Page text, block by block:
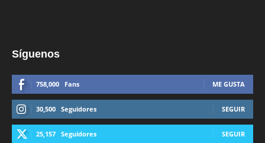
Síguenos
758,000 Fans ME GUSTA
30,500 Seguidores SEGUIR
25,157 Seguidores SEGUIR